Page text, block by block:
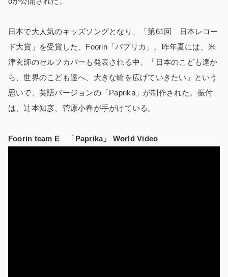
日本で大人気のキッズソングとなり、「第61回 日本レコー
ド大賞」を受賞した、Foorin「パプリカ」。昨年夏には、米
津玄師のセルフカバーも発表される中、「日本のこども達か
ら、世界のこども達へ、大きな輪を広げていきたい」という
思いで、英語バージョンの「Paprika」が制作された。振付
は、辻本知彦、菅原小春が手がけている。
Foorin team E 「Paprika」 World Video